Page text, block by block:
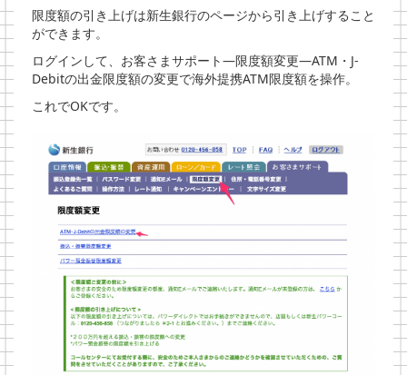
限度額の引き上げは新生銀行のページから引き上げすること
ができます。
ログインして、お客さまサポート―限度額変更―ATM・J-
Debitの出金限度額の変更で海外提携ATM限度額を操作。
これでOKです。